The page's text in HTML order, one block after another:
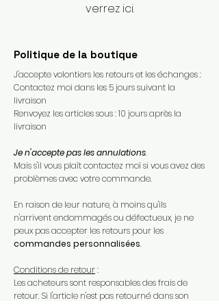
verrez ici.
Politique de la boutique
J'accepte volontiers les retours et les échanges :
Contactez moi dans les 5 jours suivant la
livraison
Renvoyez les articles sous : 10 jours après la
livraison
Je n'accepte pas les annulations.
Mais s'il vous plaît contactez moï si vous avez des
problèmes avec votre commande.​
En raison de leur nature, à moins qu'ils
n'arrivent endommagés ou défectueux, je ne
peux pas accepter les retours pour les
commandes personnalisées.​
Conditions de retour:
Les acheteurs sont responsables des frais de
retour. Si l'article n'est pas retourné dans son